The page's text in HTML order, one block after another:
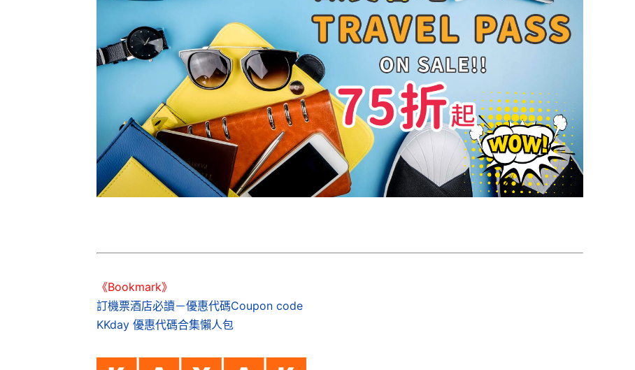
《Bookmark》
訂機票酒店必讀－優惠代碼Coupon code
KKday 優惠代碼合集懶人包